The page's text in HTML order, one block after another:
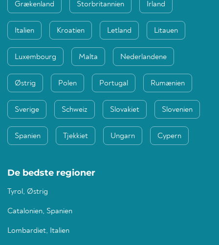
Grækenland Storbritannien Irland
Italien Kroatien Letland Litauen
Luxembourg Malta Nederlandene
Østrig Polen Portugal Rumænien
Sverige Schweiz Slovakiet Slovenien
Spanien Tjekkiet Ungarn Cypern
De bedste regioner
Tyrol, Østrig
Catalonien, Spanien
Lombardiet, Italien